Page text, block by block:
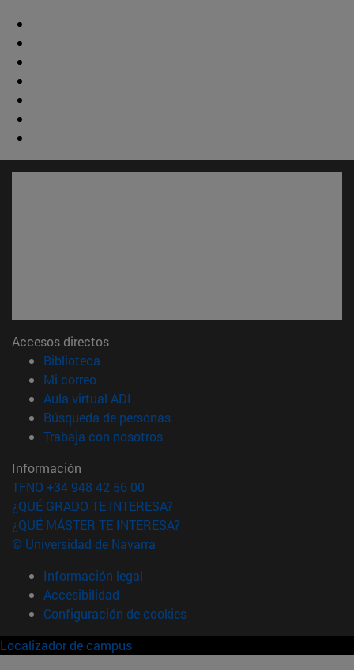
Accesos directos
Biblioteca
Mi correo(abre en nueva ventana)
Aula virtual ADI
Búsqueda de personas(abre en nueva ventana)
Trabaja con nosotros(abre en nueva ventana)
Información
TFNO +34 948 42 56 00
¿QUÉ GRADO TE INTERESA?
¿QUÉ MÁSTER TE INTERESA?
© Universidad de Navarra
Información legal
Accesibilidad
Configuración de cookies
Localizador de campus